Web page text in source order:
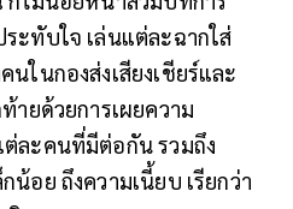
ะทับใจ เล่นแต่ละฉากใส่
ในกองส่งเสียงเชียร์และ
ยด้วยการเผยความ
ละคนที่มีต่อกัน รวมถึง
น้อย ถึงความเนี้ยบ เรียกว่า